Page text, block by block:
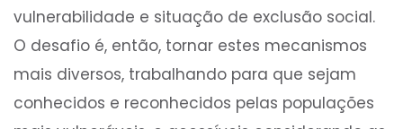
vulnerabilidade e situação de exclusão social.
O desafio é, então, tornar estes mecanismos
mais diversos, trabalhando para que sejam
conhecidos e reconhecidos pelas populações